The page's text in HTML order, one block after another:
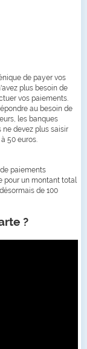
de payer vos
plus besoin de
vos paiements.
au besoin de
les banques
devez plus saisir
50 euros.
paiements
pour un montant total
de 100
?